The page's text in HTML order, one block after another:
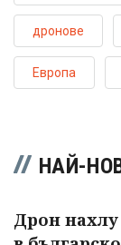
дронове
Европа
НАЙ-
Дрон нахлу